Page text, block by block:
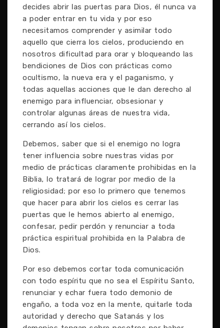
decides abrir las puertas para Dios, él nunca va
a poder entrar en tu vida y por eso
necesitamos comprender y asimilar todo
aquello que cierra los cielos, produciendo en
nosotros dificultad para orar y bloqueando las
bendiciones de Dios con prácticas como
ocultismo, la nueva era y el paganismo, y
todas aquellas acciones que le dan derecho al
enemigo para influenciar, obsesionar y
controlar algunas áreas de nuestra vida,
cerrando así los cielos.
Debemos, saber que si el enemigo no logra
tener influencia sobre nuestras vidas por
medio de prácticas claramente prohibidas en la
Biblia, lo tratará de lograr por medio de la
religiosidad; por eso lo primero que tenemos
que hacer para abrir los cielos es cerrar las
puertas que le hemos abierto al enemigo,
confesar, pedir perdón y renunciar a toda
práctica espiritual prohibida en la Palabra de
Dios.
Por eso debemos cortar toda comunicación
con todo espíritu que no sea el Espíritu Santo,
renunciar y echar fuera todo demonio de
engaño, a toda voz en la mente, quitarle toda
autoridad y derecho que Satanás y los